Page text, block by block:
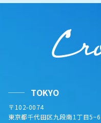
TOKYO
〒102-0074
東京都千代田区九段南1丁目